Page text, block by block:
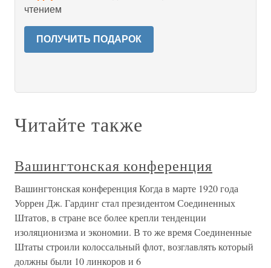
чтением
ПОЛУЧИТЬ ПОДАРОК
Читайте также
Вашингтонская конференция
Вашингтонская конференция Когда в марте 1920 года
Уоррен Дж. Гардинг стал президентом Соединенных
Штатов, в стране все более крепли тенденции
изоляционизма и экономии. В то же время Соединенные
Штаты строили колоссальный флот, возглавлять который
должны были 10 линкоров и 6